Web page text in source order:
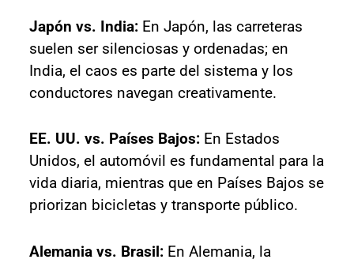
Japón vs. India:En Japón, las carreteras
suelen ser silenciosas y ordenadas; en
India, el caos es parte del sistema y los
conductores navegan creativamente.
EE. UU. vs. Países Bajos:En Estados
Unidos, el automóvil es fundamental para la
vida diaria, mientras que en Países Bajos se
priorizan bicicletas y transporte público.
Alemania vs. Brasil:En Alemania, la